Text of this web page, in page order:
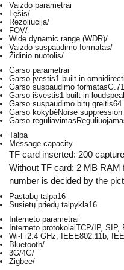
Vaizdo parametrai
Lęšis/
Rezoliucija/
FOV/
Wide dynamic range (WDR)/
Vaizdo suspaudimo formatas/
Židinio nuotolis/
Garso parametrai
Garso įvestis1 built-in
Garso suspaudimo formatas
Garso išvestis1 built-in
Garso suspaudimo bitų greitis64
Garso kokybėNoise
Garso reguliavimas
Talpa
Message capacity
TF card inserted: 200
Without TF card: 2 MB RAM
number is decided by the
Pastabų talpa16
Susietų priedų talpykla16
Interneto parametrai
Interneto protokolaiTCP/IP, SIP,
Wi-Fi2.4 GHz, IEEE802.11b,
Bluetooth/
3G/4G/
Zigbee/